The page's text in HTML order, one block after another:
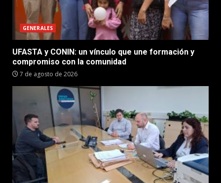
GENERALES
UFASTA y CONIN: un vínculo que une formación y
compromiso con la comunidad
7 de agosto de 2026